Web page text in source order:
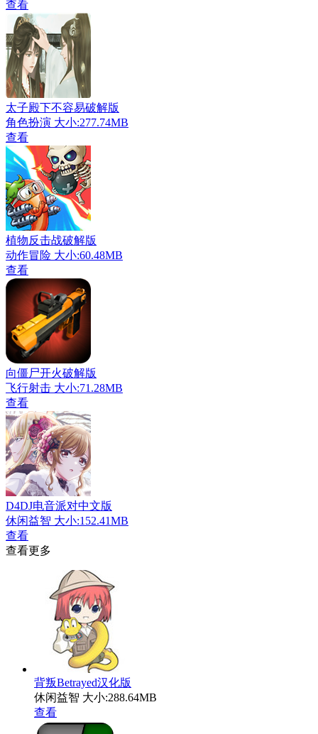
查看
太子殿下不容易破解版
角色扮演 大小:277.74MB
查看
植物反击战破解版
动作冒险 大小:60.48MB
查看
向僵尸开火破解版
飞行射击 大小:71.28MB
查看
D4DJ电音派对中文版
休闲益智 大小:152.41MB
查看
查看更多
背叛Betrayed汉化版
休闲益智 大小:288.64MB
查看